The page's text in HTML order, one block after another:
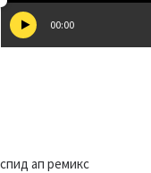
00:00
ап ремикс